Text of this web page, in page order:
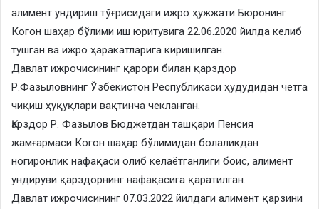
алимент ундириш тўғрисидаги ижро ҳужжати Бюронинг
Когон шаҳар бўлими иш юритувига 22.06.2020 йилда келиб
тушган ва ижро ҳаракатларига киришилган.
Давлат ижрочисининг қарори билан қарздор
Р.Фазыловнинг Ўзбекистон Республикаси ҳудудидан четга
чиқиш ҳуқуқлари вақтинча чекланган.
Қарздор Р. Фазылов Бюджетдан ташқари Пенсия
жамғармаси Когон шаҳар бўлимидан болаликдан
ногиронлик нафақаси олиб келаётганлиги боис, алимент
ундируви қарздорнинг нафақасига қаратилган.
Давлат ижрочисининг 07.03.2022 йилдаги алимент қарзини